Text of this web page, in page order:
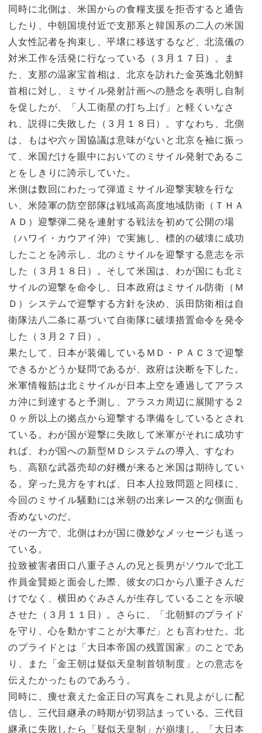
同時に北側は、米国からの食糧支援を拒否すると通告
したり、中朝国境付近で支那系と韓国系の二人の米国
人女性記者を拘束し、平壌に移送するなど、北流儀の
対米工作を活発に行なっている（３月１７日）。ま
た、支那の温家宝首相は、北京を訪れた金英逸北朝鮮
首相に対し、ミサイル発射計画への懸念を表明し自制
を促したが、「人工衛星の打ち上げ」と軽くいなさ
れ、説得に失敗した（３月１８日）。すなわち、北側
は、もはや六ヶ国協議は意味がないと北京を袖に振っ
て、米国だけを眼中においてのミサイル発射であるこ
とをしきりに誇示していた。
米側は数回にわたって弾道ミサイル迎撃実験を行な
い、米陸軍の防空部隊は戦域高高度地域防衛（ＴＨＡ
ＡＤ）迎撃弾二発を連射する戦法を初めて公開の場
（ハワイ・カウアイ沖）で実施し、標的の破壊に成功
したことを誇示し、北のミサイルを迎撃する意志を示
した（３月１８日）。そして米国は、わが国にも北ミ
サイルの迎撃を命令し、日本政府はミサイル防衛（Ｍ
Ｄ）システムで迎撃する方針を決め、浜田防衛相は自
衛隊法八二条に基づいて自衛隊に破壊措置命令を発令
した（３月２７日）。
果たして、日本が装備しているＭＤ・ＰＡＣ３で迎撃
できるかどうか疑問であるが、政府は決断を下した。
米軍情報筋は北ミサイルが日本上空を通過してアラス
カ沖に到達すると予測し、アラスカ周辺に展開する２
０ヶ所以上の拠点から迎撃する準備をしているとされ
ている。わが国が迎撃に失敗して米軍がそれに成功す
れば、わが国への新型ＭＤシステムの導入、すなわ
ち、高額な武器売却の好機が来ると米国は期待してい
る。穿った見方をすれば、日本人拉致問題と同様に、
今回のミサイル騒動には米朝の出来レース的な側面も
否めないのだ。
その一方で、北側はわが国に微妙なメッセージも送っ
ている。
拉致被害者田口八重子さんの兄と長男がソウルで北工
作員金賢姫と面会した際、彼女の口から八重子さんだ
けでなく、横田めぐみさんが生存していることを示唆
させた（３月１１日）。さらに、「北朝鮮のプライド
を守り、心を動かすことが大事だ」とも言わせた。北
のプライドとは「大日本帝国の残置国家」のことであ
り、また「金王朝は疑似天皇制首領制度」との意志を
伝えたかったものであろう。
同時に、痩せ衰えた金正日の写真をこれ見よがしに配
信し、三代目継承の時期が切羽詰まっている。三代目
継承に失敗したら「疑似天皇制」が崩壊し、「大日本